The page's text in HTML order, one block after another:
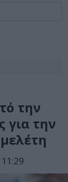
την
για την